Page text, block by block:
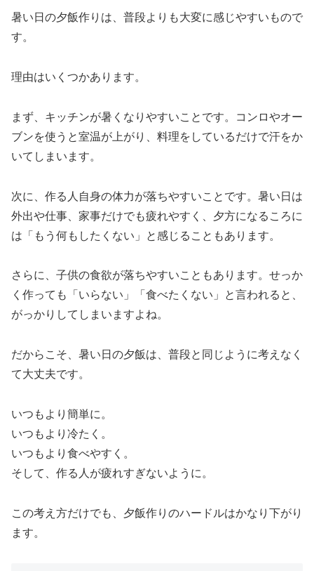
暑い日の夕飯作りは、普段よりも大変に感じやすいもので
す。
理由はいくつかあります。
まず、キッチンが暑くなりやすいことです。コンロやオー
ブンを使うと室温が上がり、料理をしているだけで汗をか
いてしまいます。
次に、作る人自身の体力が落ちやすいことです。暑い日は
外出や仕事、家事だけでも疲れやすく、夕方になるころに
は「もう何もしたくない」と感じることもあります。
さらに、子供の食欲が落ちやすいこともあります。せっか
く作っても「いらない」「食べたくない」と言われると、
がっかりしてしまいますよね。
だからこそ、暑い日の夕飯は、普段と同じように考えなく
て大丈夫です。
いつもより簡単に。
いつもより冷たく。
いつもより食べやすく。
そして、作る人が疲れすぎないように。
この考え方だけでも、夕飯作りのハードルはかなり下がり
ます。